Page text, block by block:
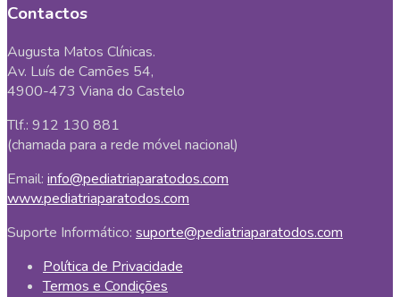
Contactos
Augusta Matos Clínicas.
Av. Luís de Camões 54,
4900-473 Viana do Castelo
Tlf.: 912 130 881
(chamada para a rede móvel nacional)
Email: info@pediatriaparatodos.com
www.pediatriaparatodos.com
Suporte Informático: suporte@pediatriaparatodos.com
Política de Privacidade
Termos e Condições